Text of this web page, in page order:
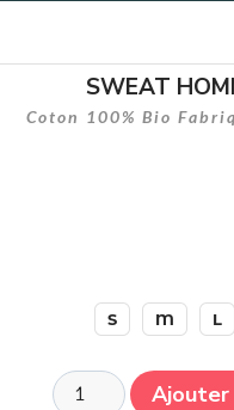
SWEAT
Coton 100% Bio
S M L
Ajouter